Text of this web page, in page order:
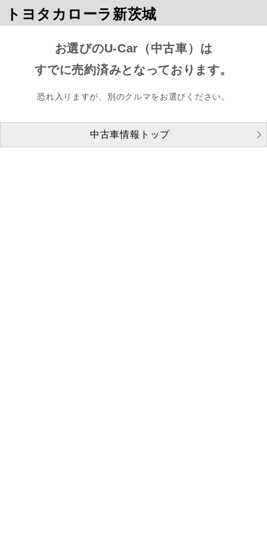
トヨタカローラ新茨城
お選びのU-Car（中古車）は
すでに売約済みとなっております。
恐れ入りますが、別のクルマをお選びください。
中古車情報トップ